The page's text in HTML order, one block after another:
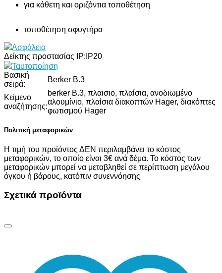
για κάθετη και οριζόντια τοποθέτηση
τοποθέτηση σφυγτήρα
Ασφάλεια
Δείκτης προστασίας IP: IP20
Ταυτοποίηση
Βασική
σειρά:
Berker B.3
Κείμενο
αναζήτησης:
berker B.3, πλαισιο, πλαίσια, ανοδιωμένο
αλουμίνιο, πλαίσια διακοπτών Hager, διακόπτες
φωτισμού Hager
Πολιτική μεταφορικών
Η τιμή του προϊόντος ΔΕΝ περιλαμβάνει το κόστος
μεταφορικών, το οποίο είναι 3€ ανά δέμα. Το κόστος των
μεταφορικών μπορεί να μεταβληθεί σε περίπτωση μεγάλου
όγκου ή βάρους, κατόπιν συνεννόησης
Σχετικά προϊόντα